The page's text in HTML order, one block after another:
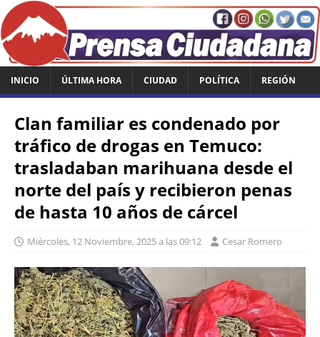
INICIO ÚLTIMA HORA CIUDAD POLÍTICA REGIÓN
Clan familiar es condenado por
tráfico de drogas en Temuco:
trasladaban marihuana desde el
norte del país y recibieron penas
de hasta 10 años de cárcel
Miércoles, 12 Noviembre, 2025 a las 09:12 Cesar Romero